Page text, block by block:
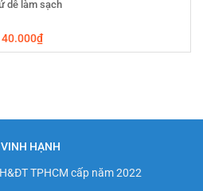
dê làm sạch
₫
HẠNH
TPHCM cấp năm 2022